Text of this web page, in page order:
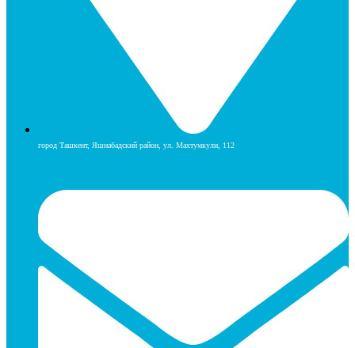
город Ташкент, Яшнабадский район, ул. Махтумкули, 112